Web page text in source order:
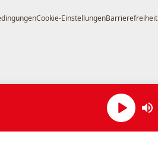
Cookie-EinstellungenBarrierefreiheit